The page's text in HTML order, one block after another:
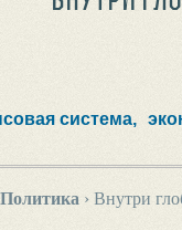
система,
Политика › Внутри